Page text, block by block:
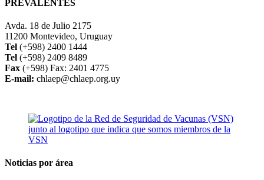
PREVALENTES
Avda. 18 de Julio 2175
11200 Montevideo, Uruguay
Tel (+598) 2400 1444
Tel (+598) 2409 8489
Fax (+598) Fax: 2401 4775
E-mail: chlaep@chlaep.org.uy
Noticias por área